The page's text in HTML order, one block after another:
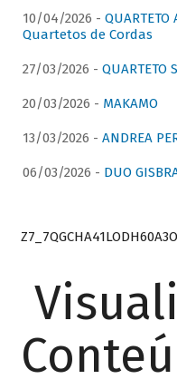
10/04/2026 -
Quartetos de Cordas
27/03/2026 - QUARTETO
20/03/2026 - MAKAMO
13/03/2026 - ANDREA
06/03/2026 - DUO